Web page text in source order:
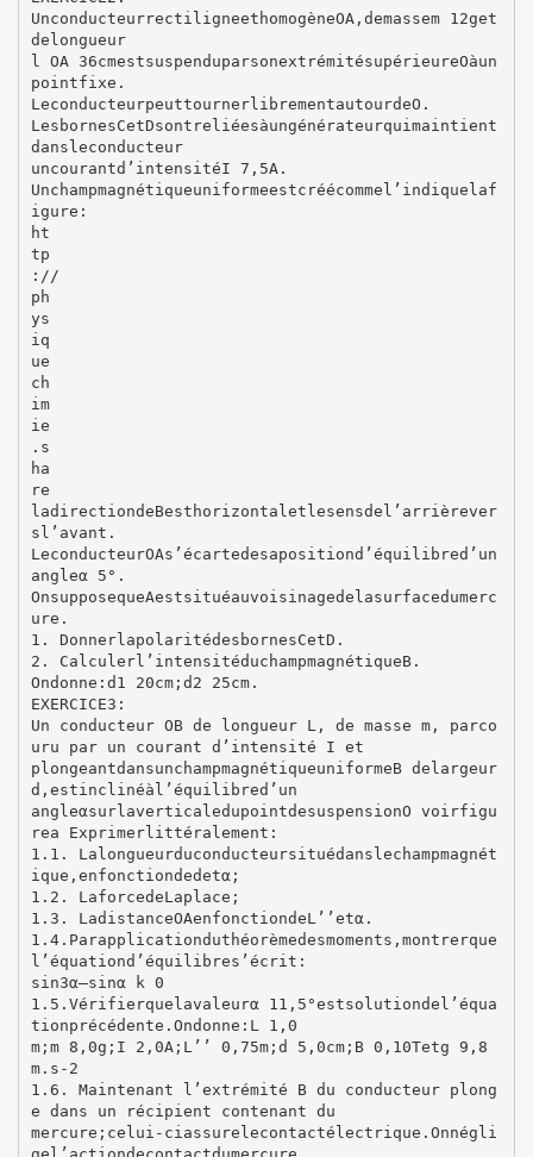
UnconducteurrectiligneethomogèneOA,demassem 12get
delongueur
l OA 36cmestsuspenduparsonextrémitésupérieureOàun
pointfixe.
LeconducteurpeuttournerlibrementautourdeO.
LesbornesCetDsontreliéesàungénérateurquimaintient
dansleconducteur
uncourantd’intensitéI 7,5A.
Unchampmagnétiqueuniformeestcréécommel’indiquelaf
igure:
ht
tp
://
ph
ys
iq
ue
ch
im
ie
.s
ha
re
ladirectiondeBesthorizontaletlesensdel’arrièrever
sl’avant.
LeconducteurOAs’écartedesapositiond’équilibred’un
angleα 5°.
OnsupposequeAestsituéauvoisinagedelasurfacedumerc
ure.
1. DonnerlapolaritédesbornesCetD.
2. Calculerl’intensitéduchampmagnétiqueB.
Ondonne:d1 20cm;d2 25cm.
EXERCICE3:
Un conducteur OB de longueur L, de masse m, parco
uru par un courant d’intensité I et
plongeantdansunchampmagnétiqueuniformeB delargeur
d,estinclinéàl’équilibred’un
angleαsurlaverticaledupointdesuspensionO voirfigu
rea Exprimerlittéralement:
1.1. Lalongueurduconducteursituédanslechampmagnét
ique,enfonctiondedetα;
1.2. LaforcedeLaplace;
1.3. LadistanceOAenfonctiondeL’’etα.
1.4.Parapplicationduthéorèmedesmoments,montrerque
l’équationd’équilibres’écrit:
sin3α–sinα k 0
1.5.Vérifierquelavaleurα 11,5°estsolutiondel’équa
tionprécédente.Ondonne:L 1,0
m;m 8,0g;I 2,0A;L’’ 0,75m;d 5,0cm;B 0,10Tetg 9,8
m.s‐2
1.6. Maintenant l’extrémité B du conducteur plong
e dans un récipient contenant du
mercure;celui‐ciassurelecontactélectrique.Onnégli
gel’actiondecontactdumercure.